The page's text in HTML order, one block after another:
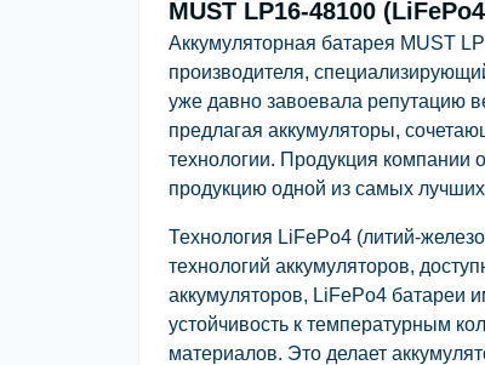
MUST LP16-48100
Аккумуляторная батарея MUST
производителя,
уже давно завоевала репутацию
предлагая аккумуляторы,
технологии. Продукция компании
продукцию одной из самых
Технология LiFePo4 (литий-
технологий аккумуляторов,
аккумуляторов, LiFePo4 батареи
устойчивость к температурным
материалов. Это делает